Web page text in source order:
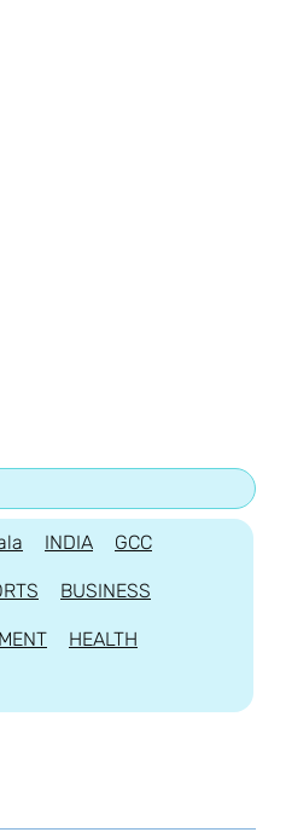
INDIA GCC
BUSINESS
HEALTH